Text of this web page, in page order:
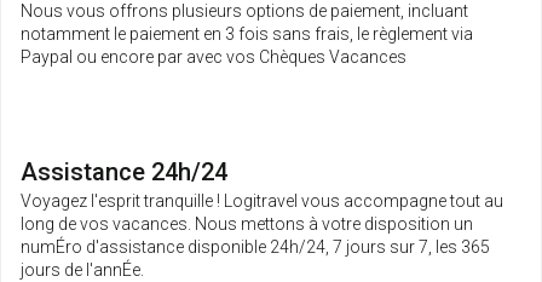
Nous vous offrons plusieurs options de paiement, incluant
notamment le paiement en 3 fois sans frais, le règlement via
Paypal ou encore par avec vos Chèques Vacances
Assistance 24h/24
Voyagez l'esprit tranquille ! Logitravel vous accompagne tout au
long de vos vacances. Nous mettons à votre disposition un
numÉro d'assistance disponible 24h/24, 7 jours sur 7, les 365
jours de l'annÉe.